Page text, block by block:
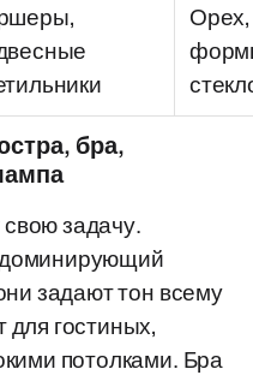
бра,
задачу.
задают тон всему
гостиных,
потолками. Бра